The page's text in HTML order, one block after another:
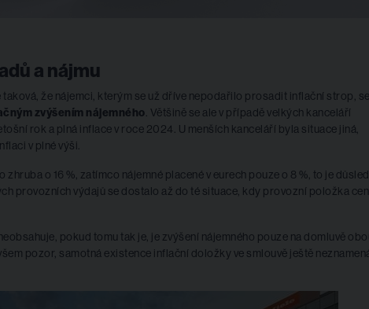
a nájmu
taková, že nájemci, kterým se už dříve nepodařilo prosadit inflační strop,
zvýšením nájemného . Většině se ale v případě velkých kanceláří
rok a plná inflace v roce 2024. U menších kanceláří byla situace jiná,
v plné výši.
o 16 %, zatímco nájemné placené v eurech pouze o 8 %, to je
provozních výdajů se dostalo až do té situace, kdy provozní položka
pokud tomu tak je, je zvýšení nájemného pouze na domluvě
pozor, samotná existence inflační doložky ve smlouvě ještě